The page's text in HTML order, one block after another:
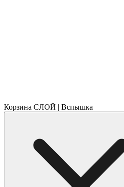
Корзина СЛОЙ | Вспышка